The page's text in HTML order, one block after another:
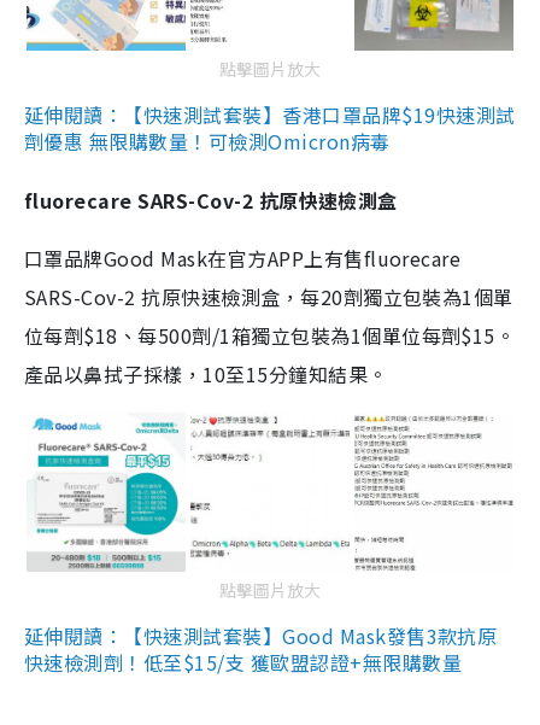
點擊圖片放大
延伸閱讀：【快速測試套裝】香港口罩品牌$19快速測試
劑優惠 無限購數量！可檢測Omicron病毒
fluorecare SARS-Cov-2 抗原快速檢測盒
口罩品牌Good Mask在官方APP上有售fluorecare
SARS-Cov-2 抗原快速檢測盒，每20劑獨立包裝為1個單
位每劑$18、每500劑/1箱獨立包裝為1個單位每劑$15。
產品以鼻拭子採樣，10至15分鐘知結果。
點擊圖片放大
延伸閱讀：【快速測試套裝】Good Mask發售3款抗原
快速檢測劑！低至$15/支 獲歐盟認證+無限購數量